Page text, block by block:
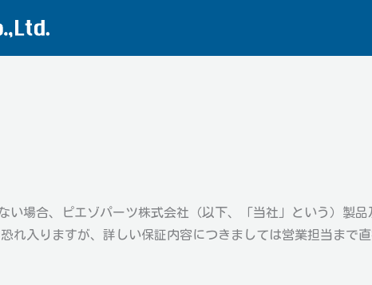
場合、ピエゾパーツ株式会社（以下、「当社」という）製
れ入りますが、詳しい保証内容につきましては営業担当まで直